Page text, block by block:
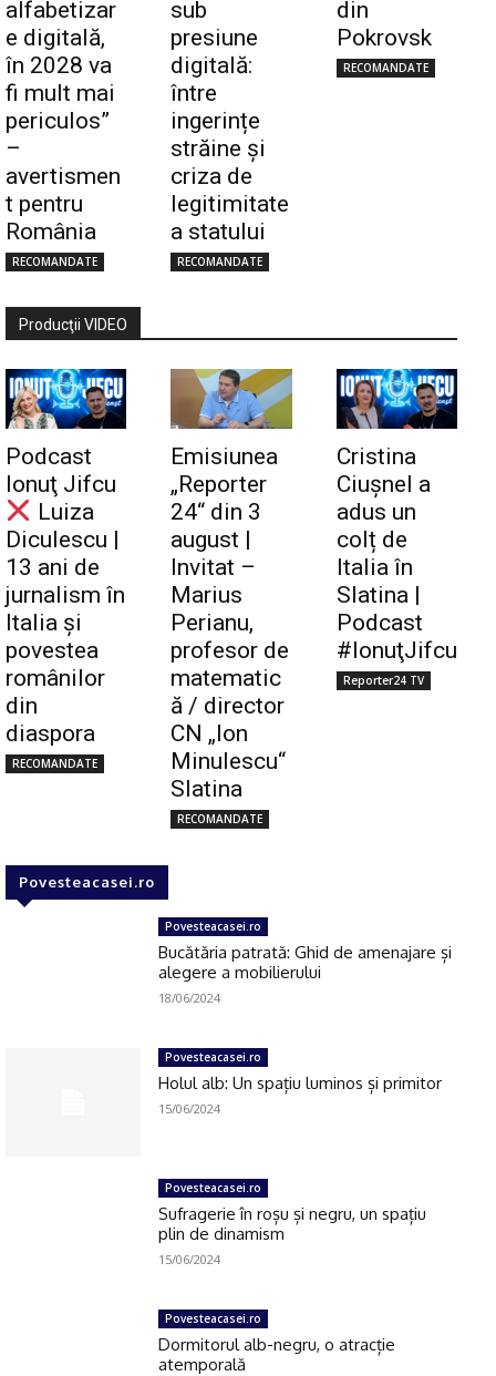
alfabetizar
e digitală,
în 2028 va
fi mult mai
periculos”
–
avertismen
t pentru
România
RECOMANDATE
sub
presiune
digitală:
între
ingerințe
străine și
criza de
legitimitate
a statului
RECOMANDATE
din
Pokrovsk
RECOMANDATE
Producţii VIDEO
Podcast
Ionuţ Jifcu
Luiza
Diculescu |
13 ani de
jurnalism în
Italia și
povestea
românilor
din
diaspora
RECOMANDATE
Emisiunea
„Reporter
24“ din 3
august |
Invitat –
Marius
Perianu,
profesor de
matematic
ă / director
CN „Ion
Minulescu“
Slatina
RECOMANDATE
Cristina
Ciuşnel a
adus un
colț de
Italia în
Slatina |
Podcast
#IonuţJifcu
Reporter24 TV
Povesteacasei.ro
Povesteacasei.ro
Bucătăria patrată: Ghid de amenajare și
alegere a mobilierului
18/06/2024
Povesteacasei.ro
Holul alb: Un spațiu luminos și primitor
15/06/2024
Povesteacasei.ro
Sufragerie în roșu și negru, un spațiu
plin de dinamism
15/06/2024
Povesteacasei.ro
Dormitorul alb-negru, o atracție
atemporală